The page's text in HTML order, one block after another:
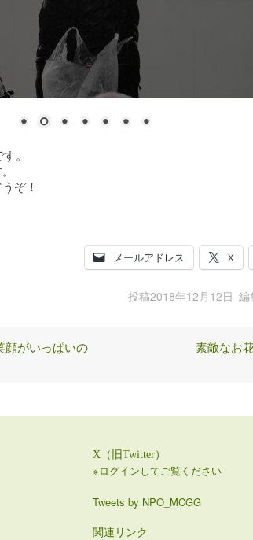
。
ぞ！
メールアドレス X
投稿2018年12月12日 編
顔がいっぱいの
素敵なお
X（旧Twitter）
※ログインしてご覧ください
Tweets by NPO_MCGG
関連リンク